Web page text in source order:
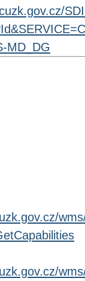
MD_DG